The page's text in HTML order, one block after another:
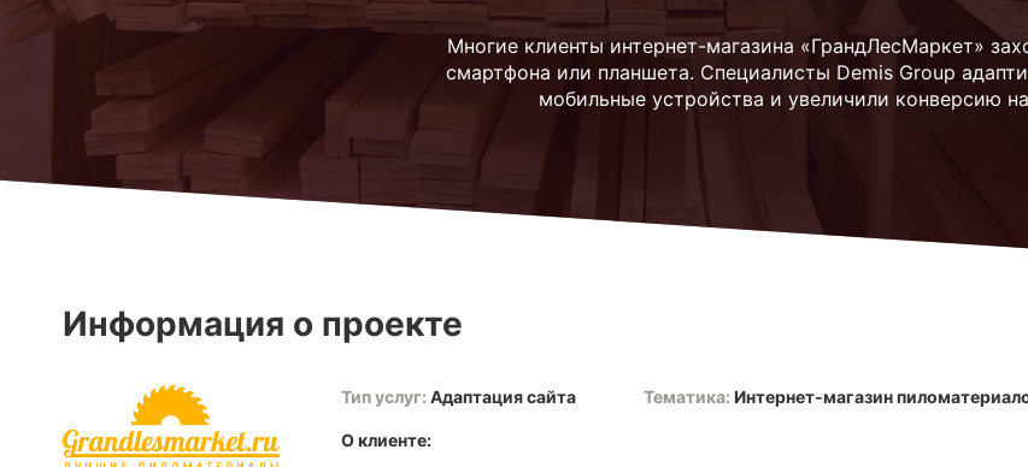
Многие клиенты интернет-магазина «ГрандЛесМаркет»
смартфона или планшета. Специалисты Demis Group
мобильные устройства и увеличили конверсию
Информация о проекте
Тип услуг: Адаптация сайта Тематика: Интернет-магазин
О клиенте: